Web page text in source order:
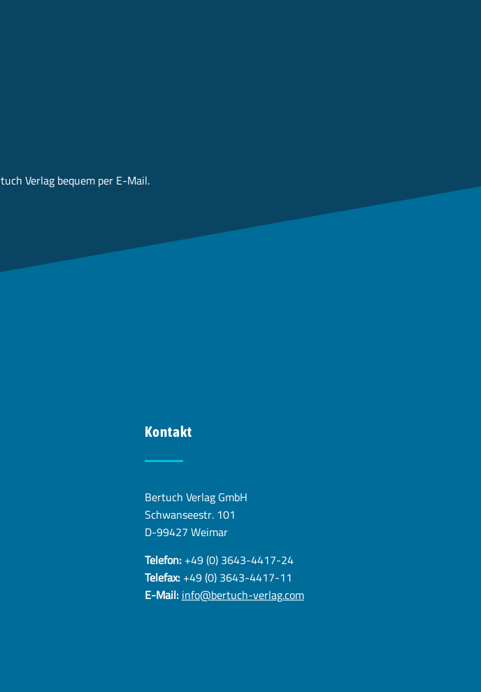
Verlag bequem per E-Mail.
Kontakt
Bertuch Verlag GmbH
Schwanseestr. 101
D-99427 Weimar
Telefon:+49 (0) 3643-4417-24
Telefax:+49 (0) 3643-4417-11
E-Mail:info@bertuch-verlag.com